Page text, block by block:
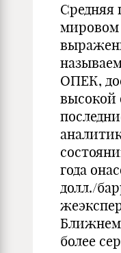
Средняя
ОПЕК,
высокой
года
долл./
Ближнем
более